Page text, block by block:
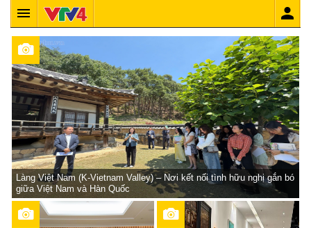
Làng Việt Nam (K-Vietnam Valley) – Nơi kết nối tình hữu nghị gắn bó
giữa Việt Nam và Hàn Quốc